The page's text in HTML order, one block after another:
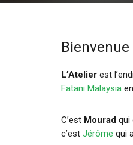
L’Atelier est
Fatani Malaysia
C’est Mourad qui
c’est Jérôme qui